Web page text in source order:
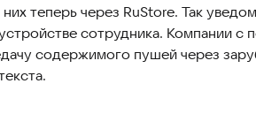
теперь через RuStore. Так
сотрудника. Компании
содержимого пушей через